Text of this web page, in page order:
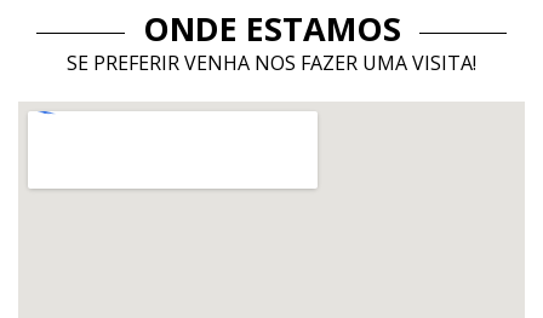
ONDE ESTAMOS
SE PREFERIR VENHA NOS FAZER UMA VISITA!